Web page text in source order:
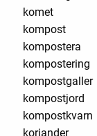
komet
kompost
kompostera
kompostering
kompostgaller
kompostjord
kompostkvarn
koriander